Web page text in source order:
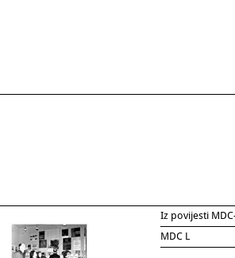
Iz povijesti
MDC L